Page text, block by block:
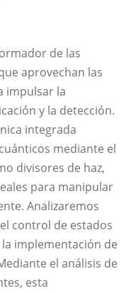
de las
aprovechan las
impulsar la
y la detección.
integrada
mediante el
divisores de haz,
para manipular
Analizaremos
control de estados
implementación de
el análisis de
esta